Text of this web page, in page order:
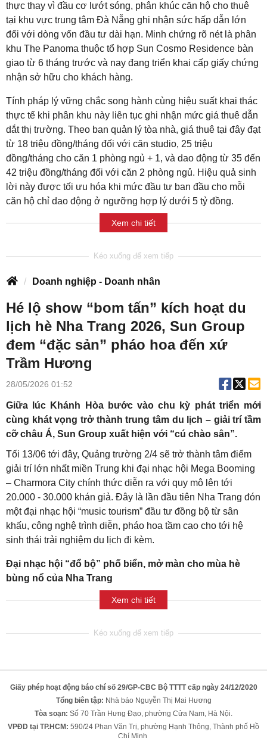
thực thay vì đầu cơ lướt sóng, phân khúc căn hộ cho thuê
tại khu vực trung tâm Đà Nẵng ghi nhận sức hấp dẫn lớn
đối với dòng vốn đầu tư dài hạn. Minh chứng rõ nét là phân
khu The Panoma thuộc tổ hợp Sun Cosmo Residence bàn
giao từ 6 tháng trước và nay đang triển khai cấp giấy chứng
nhận sở hữu cho khách hàng.
Tính pháp lý vững chắc song hành cùng hiệu suất khai thác
thực tế khi phân khu này liên tục ghi nhận mức giá thuê dẫn
dắt thị trường. Theo ban quản lý tòa nhà, giá thuê tại đây đạt
từ 18 triệu đồng/tháng đối với căn studio, 25 triệu
đồng/tháng cho căn 1 phòng ngủ + 1, và dao động từ 35 đến
42 triệu đồng/tháng đối với căn 2 phòng ngủ. Hiệu quả sinh
lời này được tối ưu hóa khi mức đầu tư ban đầu cho mỗi
căn hộ chỉ dao động ở ngưỡng hợp lý dưới 5 tỷ đồng.
Xem chi tiết
Doanh nghiệp - Doanh nhân
Hé lộ show “bom tấn” kích hoạt du
lịch hè Nha Trang 2026, Sun Group
đem “đặc sản” pháo hoa đến xứ
Trầm Hương
28/05/2026 01:52
Giữa lúc Khánh Hòa bước vào chu kỳ phát triển mới
cùng khát vọng trở thành trung tâm du lịch – giải trí tầm
cỡ châu Á, Sun Group xuất hiện với “cú chào sân”.
Tối 13/06 tới đây, Quảng trường 2/4 sẽ trở thành tâm điểm
giải trí lớn nhất miền Trung khi đại nhạc hội Mega Booming
– Charmora City chính thức diễn ra với quy mô lên tới
20.000 - 30.000 khán giả. Đây là lần đầu tiên Nha Trang đón
một đại nhạc hội “music tourism” đầu tư đồng bộ từ sân
khấu, công nghệ trình diễn, pháo hoa tầm cao cho tới hệ
sinh thái trải nghiệm du lịch đi kèm.
Đại nhạc hội “đổ bộ” phố biển, mở màn cho mùa hè
bùng nổ của Nha Trang
Xem chi tiết
Giấy phép hoạt động báo chí số 29/GP-CBC Bộ TTTT cấp ngày 24/12/2020
Tổng biên tập: Nhà báo Nguyễn Thị Mai Hương
Tòa soạn: Số 70 Trần Hưng Đạo, phường Cửa Nam, Hà Nội.
VPĐD tại TP.HCM: 590/24 Phan Văn Trị, phường Hạnh Thông, Thành phố Hồ
Chí Minh.